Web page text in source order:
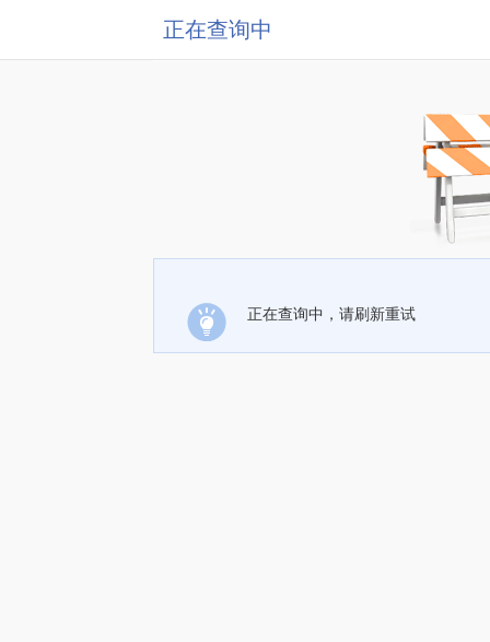
正在查询中
正在查询中，请刷新重试